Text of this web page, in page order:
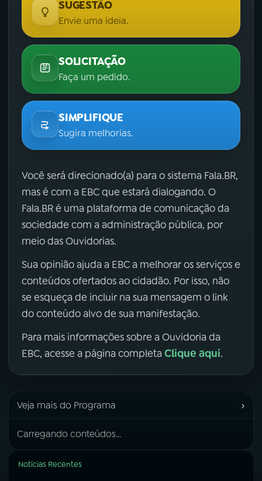
SUGESTÃO
Envie uma ideia.
SOLICITAÇÃO
Faça um pedido.
SIMPLIFIQUE
Sugira melhorias.
Você será direcionado(a) para o sistema Fala.BR,
mas é com a EBC que estará dialogando. O
Fala.BR é uma plataforma de comunicação da
sociedade com a administração pública, por
meio das Ouvidorias.
Sua opinião ajuda a EBC a melhorar os serviços e
conteúdos ofertados ao cidadão. Por isso, não
se esqueça de incluir na sua mensagem o link
do conteúdo alvo de sua manifestação.
Para mais informações sobre a Ouvidoria da
EBC, acesse a página completa Clique aqui.
Veja mais do Programa ›
Carregando conteúdos...
Notícias Recentes